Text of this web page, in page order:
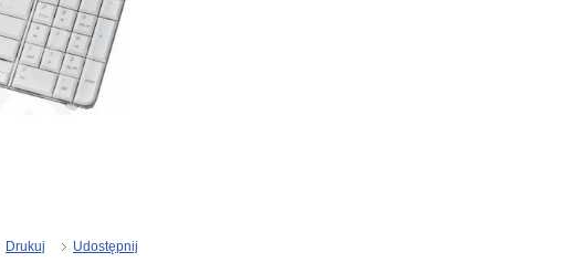
Drukuj Udostępnij